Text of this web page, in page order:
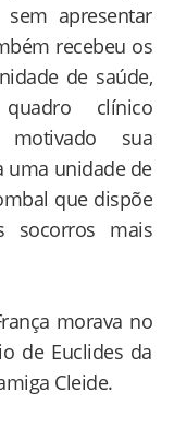
sem apresentar
recebeu os
de saúde,
clínico
sua
uma unidade de
que dispõe
socorros mais
morava no
de Euclides da
Cleide.